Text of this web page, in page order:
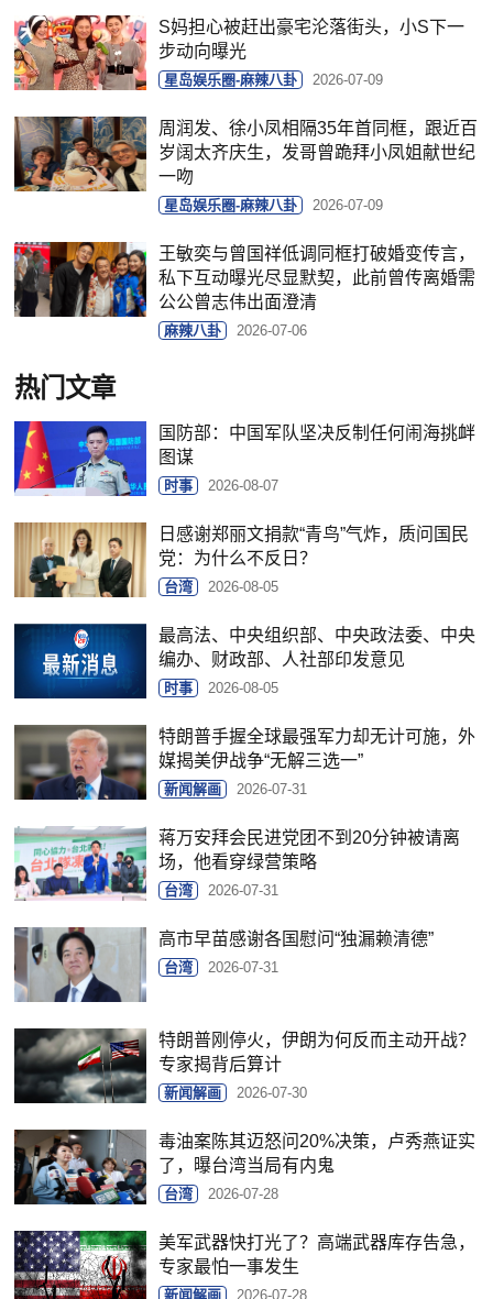
S妈担心被赶出豪宅沦落街头，小S下一
步动向曝光
星岛娱乐圈-麻辣八卦 2026-07-09
周润发、徐小凤相隔35年首同框，跟近百
岁阔太齐庆生，发哥曾跪拜小凤姐献世纪
一吻
星岛娱乐圈-麻辣八卦 2026-07-09
王敏奕与曾国祥低调同框打破婚变传言，
私下互动曝光尽显默契，此前曾传离婚需
公公曾志伟出面澄清
麻辣八卦 2026-07-06
热门文章
国防部：中国军队坚决反制任何闹海挑衅
图谋
时事 2026-08-07
日感谢郑丽文捐款“青鸟”气炸，质问国民
党：为什么不反日？
台湾 2026-08-05
最高法、中央组织部、中央政法委、中央
编办、财政部、人社部印发意见
时事 2026-08-05
特朗普手握全球最强军力却无计可施，外
媒揭美伊战争“无解三选一”
新闻解画 2026-07-31
蒋万安拜会民进党团不到20分钟被请离
场，他看穿绿营策略
台湾 2026-07-31
高市早苗感谢各国慰问“独漏赖清德”
台湾 2026-07-31
特朗普刚停火，伊朗为何反而主动开战？
专家揭背后算计
新闻解画 2026-07-30
毒油案陈其迈怒问20%决策，卢秀燕证实
了，曝台湾当局有内鬼
台湾 2026-07-28
美军武器快打光了？高端武器库存告急，
专家最怕一事发生
新闻解画 2026-07-28